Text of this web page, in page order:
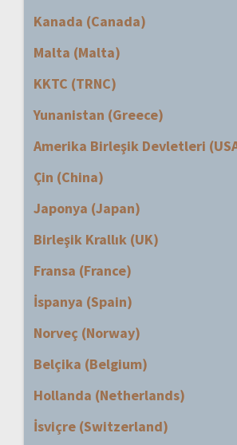
Kanada (Canada)
Malta (Malta)
KKTC (TRNC)
Yunanistan (Greece)
Amerika Birleşik Devletleri
Çin (China)
Japonya (Japan)
Birleşik Krallık (UK)
Fransa (France)
İspanya (Spain)
Norveç (Norway)
Belçika (Belgium)
Hollanda (Netherlands)
İsviçre (Switzerland)